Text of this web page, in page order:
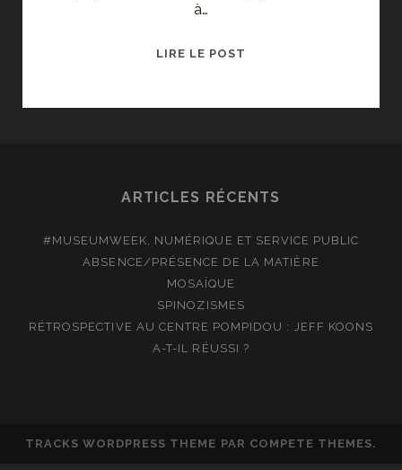
à…
LIRE LE POST
TÉLÉVISION
ARTICLES RÉCENTS
#MUSEUMWEEK, NUMÉRIQUE ET SERVICE PUBLIC
ABSENCE/PRÉSENCE DE LA MATIÈRE
MOSAÏQUE
SPINOZISMES
RÉTROSPECTIVE AU CENTRE POMPIDOU : JEFF KOONS
A-T-IL RÉUSSI ?
TRACKS WORDPRESS THEME PAR COMPETE THEMES.